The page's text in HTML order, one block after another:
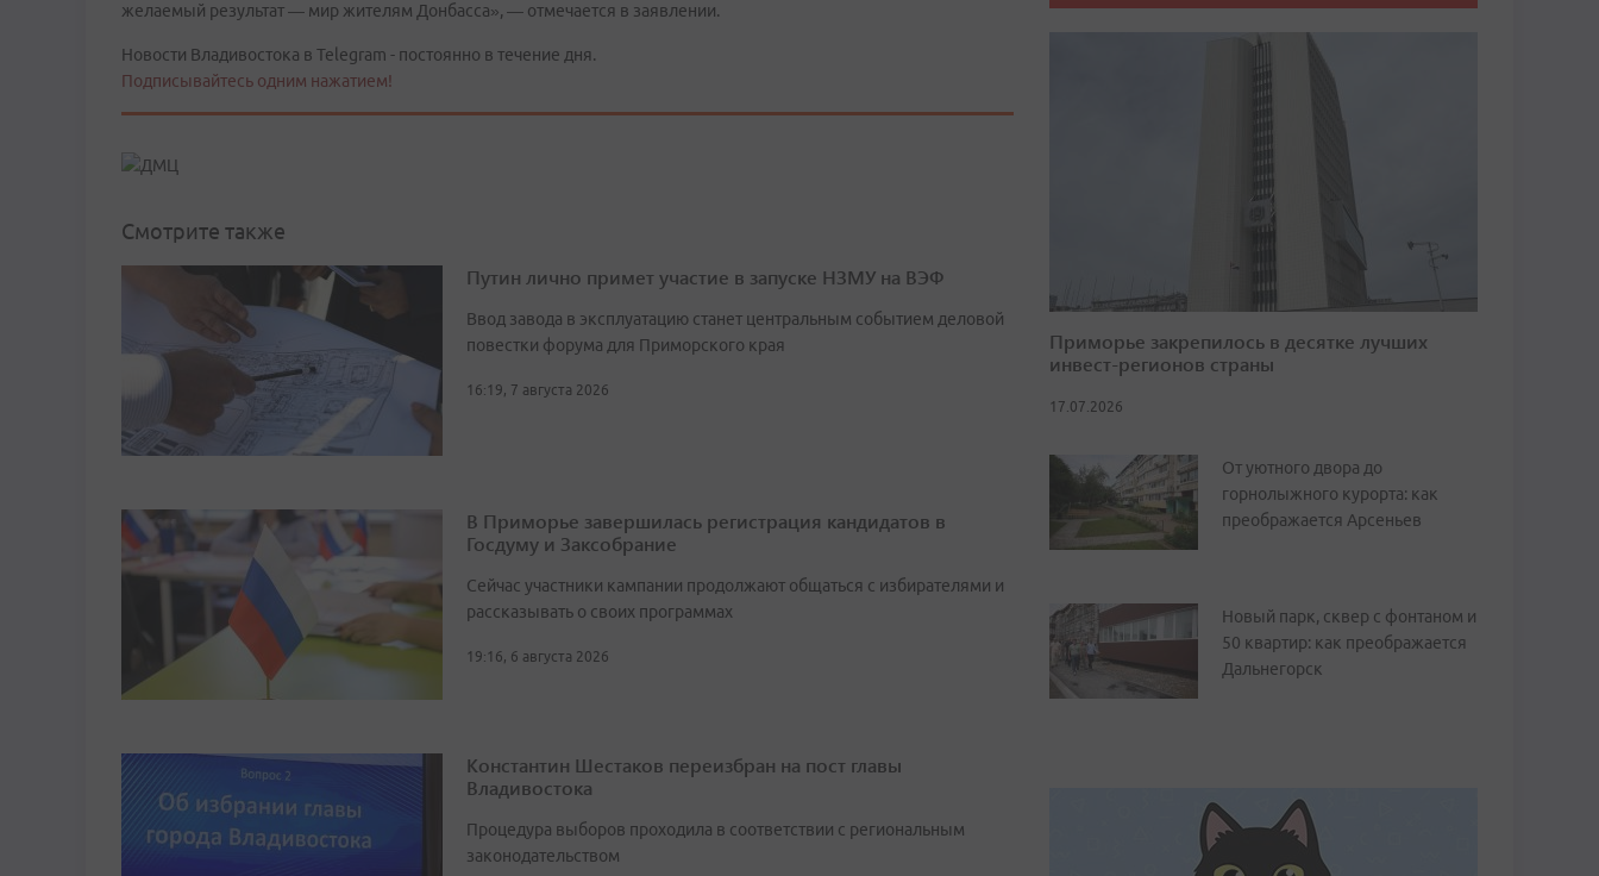
желаемый результат — мир жителям Донбасса», — отмечается в заявлении.
Новости Владивостока в Telegram - постоянно в течение дня.
Подписывайтесь одним нажатием!
Смотрите также
Путин лично примет участие в запуске НЗМУ на ВЭФ
Ввод завода в эксплуатацию станет центральным событием деловой
повестки форума для Приморского края
16:19, 7 августа 2026
В Приморье завершилась регистрация кандидатов в
Госдуму и Заксобрание
Сейчас участники кампании продолжают общаться с избирателями и
рассказывать о своих программах
19:16, 6 августа 2026
Константин Шестаков переизбран на пост главы
Владивостока
Процедура выборов проходила в соответствии с региональным
законодательством
Приморье закрепилось в десятке лучших
инвест-регионов страны
17.07.2026
От уютного двора до
горнолыжного курорта: как
преображается Арсеньев
Новый парк, сквер с фонтаном и
50 квартир: как преображается
Дальнегорск